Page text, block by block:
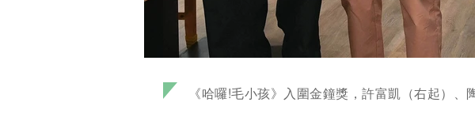
《哈囉!毛小孩》入圍金鐘獎，許富凱（右起）